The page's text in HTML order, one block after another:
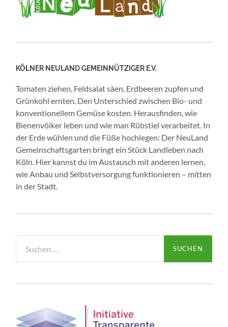
KÖLNER NEULAND GEMEINNÜTZIGER E.V.
Tomaten ziehen, Feldsalat säen, Erdbeeren zupfen und
Grünkohl ernten. Den Unterschied zwischen Bio- und
konventionellem Gemüse kosten. Herausfinden, wie
Bienenvölker leben und wie man Rübstiel verarbeitet. In
der Erde wühlen und die Füße hochlegen: Der NeuLand
Gemeinschaftsgarten bringt ein Stück Landleben nach
Köln. Hier kannst du im Austausch mit anderen lernen,
wie Anbau und Selbstversorgung funktionieren – mitten
in der Stadt.
nach: